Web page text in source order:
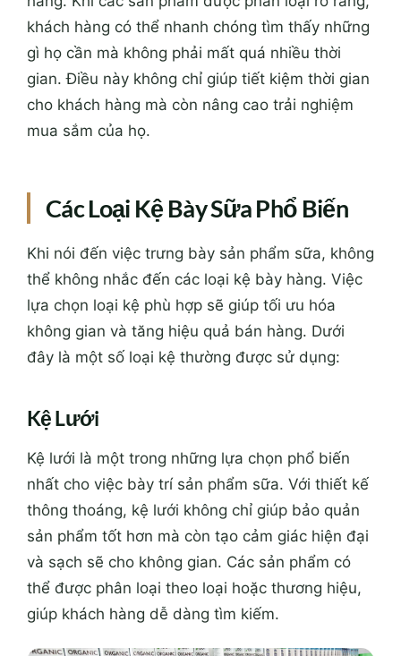
khách hàng có thể nhanh chóng tìm thấy những
gì họ cần mà không phải mất quá nhiều thời
gian. Điều này không chỉ giúp tiết kiệm thời gian
cho khách hàng mà còn nâng cao trải nghiệm
mua sắm của họ.
Các Loại Kệ Bày Sữa Phổ Biến
Khi nói đến việc trưng bày sản phẩm sữa, không
thể không nhắc đến các loại kệ bày hàng. Việc
lựa chọn loại kệ phù hợp sẽ giúp tối ưu hóa
không gian và tăng hiệu quả bán hàng. Dưới
đây là một số loại kệ thường được sử dụng:
Kệ Lưới
Kệ lưới là một trong những lựa chọn phổ biến
nhất cho việc bày trí sản phẩm sữa. Với thiết kế
thông thoáng, kệ lưới không chỉ giúp bảo quản
sản phẩm tốt hơn mà còn tạo cảm giác hiện đại
và sạch sẽ cho không gian. Các sản phẩm có
thể được phân loại theo loại hoặc thương hiệu,
giúp khách hàng dễ dàng tìm kiếm.